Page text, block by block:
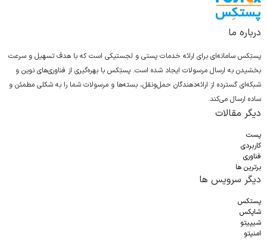
درباره ما
پستِکس سامانه‌ای برای ارائه خدمات پستی و لجستیکی است که با هدف تسهیل و سرعت
بخشیدن به ارسال مرسولات ایجاد شده است. پستِکس با بهره‌گیری از فناوری‌های نوین و
شبکه‌ای گسترده از ارائه‌دهندگان حمل‌ونقل، بسته‌ها و مرسولات شما را به شکلی مطمئن و
ساده ارسال می‌کند.
دیگر مقالات
پست
کاربردی
فناوری
برترین ها
دیگر سرویس ها
پستکس
شاپکس
شیپیتو
امنیتو